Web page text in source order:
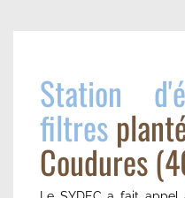
Station
filtres
Coudures